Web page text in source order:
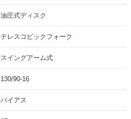
油圧式ディスク
テレスコピックフォーク
スイングアーム式
130/90-16
バイアス